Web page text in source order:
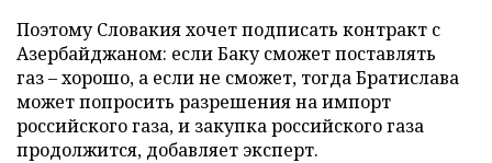
Поэтому Словакия хочет подписать контракт с
Азербайджаном: если Баку сможет поставлять
газ – хорошо, а если не сможет, тогда Братислава
может попросить разрешения на импорт
российского газа, и закупка российского газа
продолжится, добавляет эксперт.